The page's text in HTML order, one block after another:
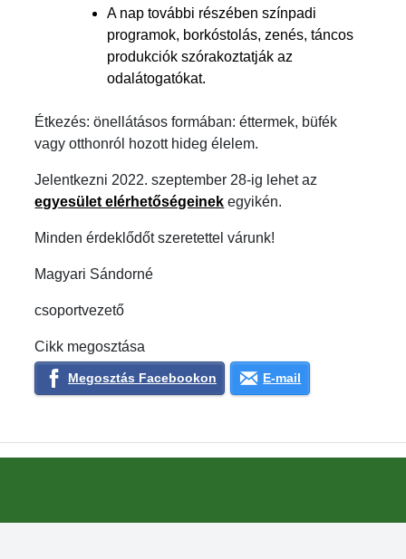
A nap további részében színpadi
programok, borkóstolás, zenés, táncos
produkciók szórakoztatják az
odalátogatókat.
Étkezés: önellátásos formában: éttermek, büfék
vagy otthonról hozott hideg élelem.
Jelentkezni 2022. szeptember 28-ig lehet az
egyesület elérhetőségeinek egyikén.
Minden érdeklődőt szeretettel várunk!
Magyari Sándorné
csoportvezető
Cikk megosztása
Megosztás Facebookon E-mail